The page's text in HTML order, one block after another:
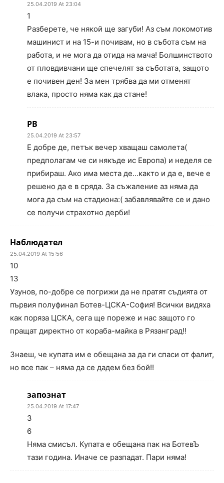
25.04.2019 At 23:04
1
Разберете, че някой ще загуби! Аз съм локомотив
машинист и на 15-и почивам, но в събота съм на
работа, и не мога да отида на мача! Болшинството
от пловдивчани ще спечелят за съботата, защото
е почивен ден! За мен трябва да ми отменят
влака, просто няма как да стане!
РВ
25.04.2019 At 23:57
Е добре де, петък вечер хващаш самолета(
предполагам че си някъде ис Европа) и неделя се
прибираш. Ако има места де…както и да е, вече е
решено да е в сряда. За съжаление аз няма да
мога да съм на стадиона:( забавлявайте се и дано
се получи страхотно дерби!
Наблюдател
25.04.2019 At 15:56
10
13
Узунов, по-добре се погрижи да не пратят съдията от
първия полуфинал Ботев-ЦСКА-София! Всички видяха
как поряза ЦСКА, сега ще пореже и нас защото го
пращат директно от кораба-майка в Рязанград!!
Знаеш, че купата им е обещана за да ги спаси от фалит,
но все пак – няма да се дадем без бой!!
запознат
25.04.2019 At 17:47
3
6
Няма смисъл. Купата е обещана пак на БотевЪ
тази година. Иначе се разпадат. Пари няма!